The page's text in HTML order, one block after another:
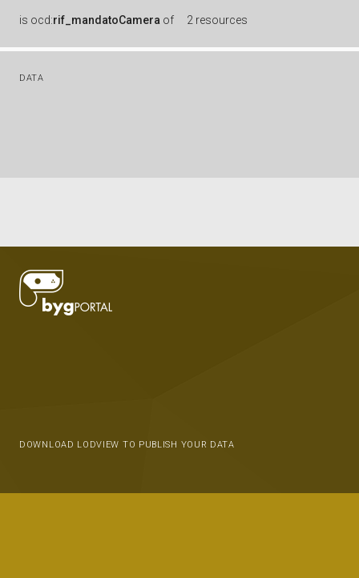
is ocd:rif_mandatoCamera of 2 resources
DATA
DOWNLOAD LODVIEW TO PUBLISH YOUR DATA